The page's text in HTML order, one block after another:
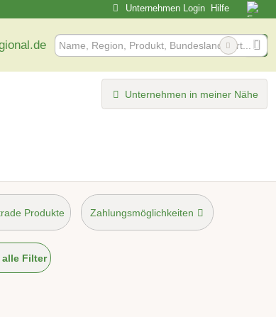
Unternehmen Login Hilfe
Unternehmen in meiner Nähe
Produkte Zahlungsmöglichkeiten
alle Filter